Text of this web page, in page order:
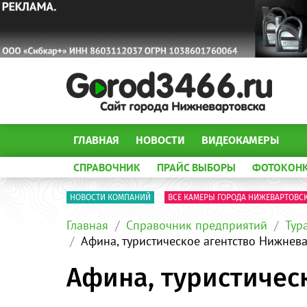
ГЛАВНАЯ НОВОСТИ ВИДЕОКАМЕРЫ
СПРАВОЧНИК ПРАЙС ВЫБОРЫ
НОВОСТИ КОМПАНИЙ ВСЕ КАМЕРЫ ГОРОДА
Главная Справочник предприятий
Афина, туристическое агентство
Афина,